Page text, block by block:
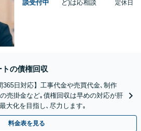
談受付中
ど)は応相談
定休日
の債権回収
365日対応】工事代金や売買代金､制作
売掛金など｡債権回収は早めの対応が肝
大化を目指し､尽力します｡
料金表を見る